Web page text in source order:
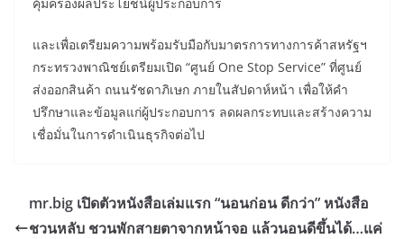
และเพื่อเตรียมความพร้อมรับมือกับมาตรการทางการค้าสหรัฐฯ
กระทรวงพาณิชย์เตรียมเปิด “ศูนย์ One Stop Service” ที่ศูนย์
ส่งออกสินค้า ถนนรัชดาภิเษก ภายในสัปดาห์หน้า เพื่อให้คำ
ปรึกษาและข้อมูลแก่ผู้ประกอบการ ลดผลกระทบและสร้างความ
เชื่อมั่นในการดำเนินธุรกิจต่อไป
mr.big เปิดตัวหนังสือเล่มแรก “นอนก่อน ดีกว่า” หนังสือ
ชวนหลับ ชวนพักสายตาจากหน้าจอ แล้วนอนดีขึ้นได้…แค่